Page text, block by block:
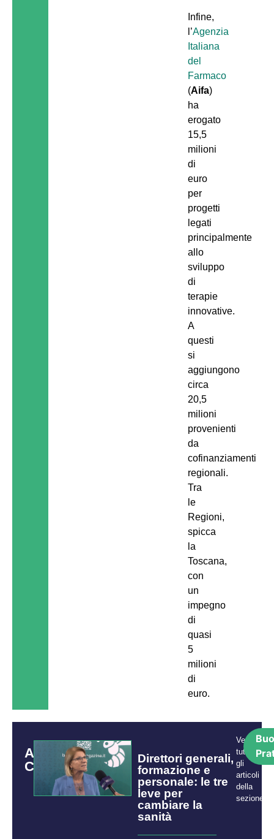
Infine,
l’Agenzia
Italiana
del
Farmaco
(Aifa)
ha
erogato
15,5
milioni
di
euro
per
progetti
legati
principalmente
allo
sviluppo
di
terapie
innovative.
A
questi
si
aggiungono
circa
20,5
milioni
provenienti
da
cofinanziamenti
regionali.
Tra
le
Regioni,
spicca
la
Toscana,
con
un
impegno
di
quasi
5
milioni
di
euro.
ARTICOLI
CORRELATI
Direttori generali,
formazione e
personale: le tre
leve per
cambiare la
sanità
Vedi
tutti
gli
articoli
della
sezione: